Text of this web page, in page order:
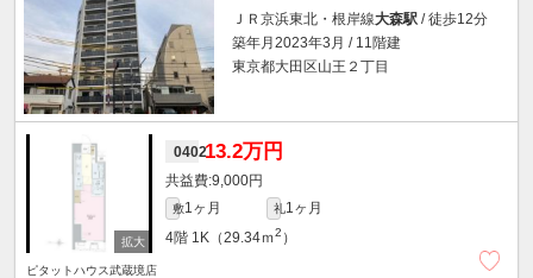
ＪＲ京浜東北・根岸線大森駅 / 徒歩12分
築年月2023年3月 / 11階建
東京都大田区山王２丁目
040213.2万円
9,000円
敷1ヶ月 礼1ヶ月
4階 1K（29.34ｍ2 ）
ピタットハウス武蔵境店